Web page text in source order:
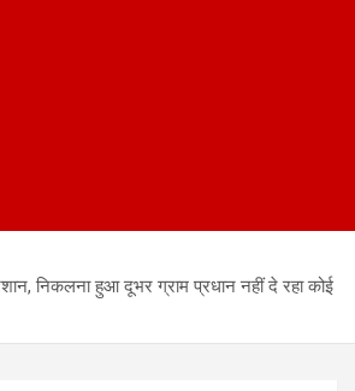
निकलना हुआ दूभर ग्राम प्रधान नहीं दे रहा कोई